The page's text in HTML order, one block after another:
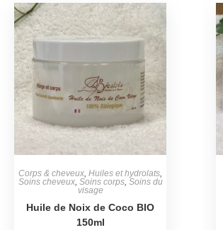
Corps & cheveux Huiles et hydrolats
Soins cheveux, Soins corps, Soins du
visage
Huile de Noix de Coco BIO
150ml